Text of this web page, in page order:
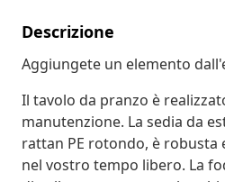
Descrizione
Aggiungete un elemento
Il tavolo da pranzo è
manutenzione. La sedia da
rattan PE rotondo, è
nel vostro tempo libero. La